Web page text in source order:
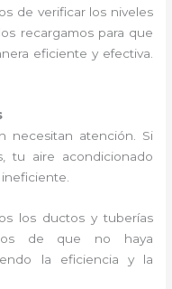
de verificar los niveles
recargamos para que
eficiente y efectiva.
necesitan atención. Si
tu aire acondicionado
los ductos y tuberías
de que no haya
la eficiencia y la